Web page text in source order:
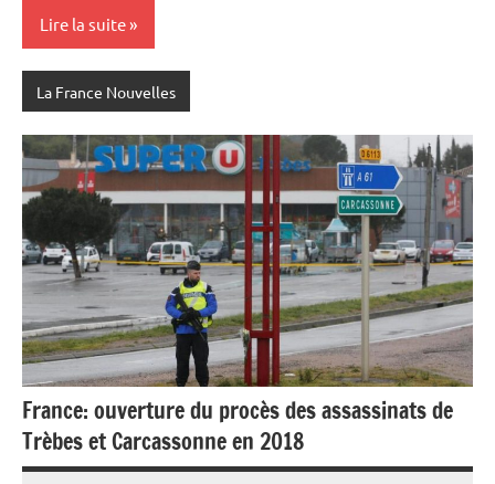
Lire la suite
La France Nouvelles
France: ouverture du procès des assassinats de
Trèbes et Carcassonne en 2018